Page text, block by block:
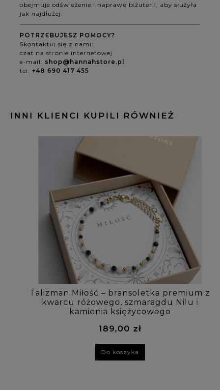
obejmuje odświeżenie i naprawę biżuterii, aby służyła
jak najdłużej.
POTRZEBUJESZ POMOCY?
Skontaktuj się z nami:
czat na stronie internetowej
e-mail: shop@hannahstore.pl
tel. +48 690 417 455
INNI KLIENCI KUPILI RÓWNIEŻ
Talizman Miłość – bransoletka premium z
kwarcu różowego, szmaragdu Nilu i
kamienia księżycowego
189,00 zł
Do koszyka